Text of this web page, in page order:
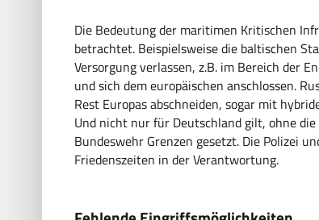
Die Bedeutung der maritimen Kritischen
betrachtet. Beispielsweise die baltischen
Versorgung verlassen, z.B. im Bereich der
und sich dem europäischen anschlossen.
Rest Europas abschneiden, sogar mit
Und nicht nur für Deutschland gilt, ohne
Bundeswehr Grenzen gesetzt. Die Polizei
Friedenszeiten in der Verantwortung.